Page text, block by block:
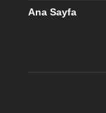
Ana Sayfa